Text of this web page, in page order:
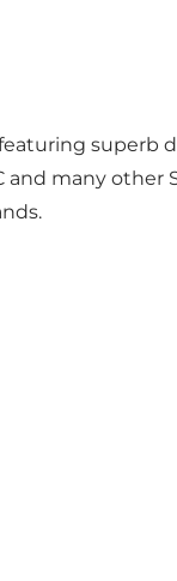
superb
and many